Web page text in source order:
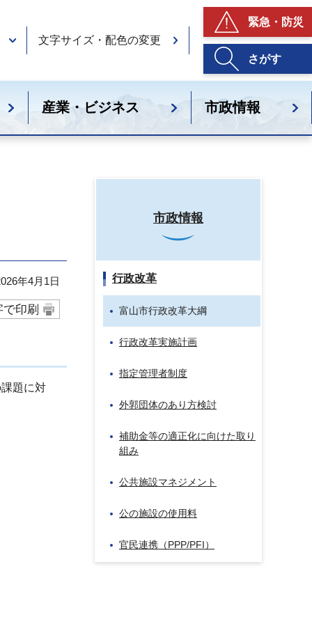
文字サイズ・配色の変更
緊急・防災
さがす
産業・ビジネス 市政情報
年4月1日
印刷
題に対
市政情報
行政改革
富山市行政改革大綱
行政改革実施計画
指定管理者制度
外郭団体のあり方検討
補助金等の適正化に向けた取り
組み
公共施設マネジメント
公の施設の使用料
官民連携（PPP/PFI）